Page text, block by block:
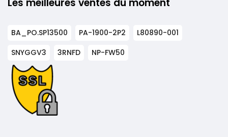
Les meilleures ventes du moment
BA_PO.SP13500 PA-1900-2P2
L80890-001
SNYGGV3
3RNFD NP-FW50